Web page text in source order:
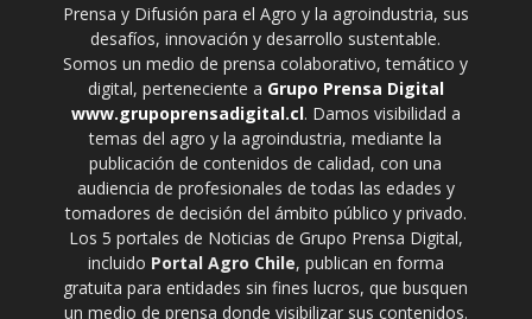
Prensa y Difusión para el Agro y la agroindustria, sus
desafíos, innovación y desarrollo sustentable.
Somos un medio de prensa colaborativo, temático y
digital, perteneciente a Grupo Prensa Digital
www.grupoprensadigital.cl. Damos visibilidad a
temas del agro y la agroindustria, mediante la
publicación de contenidos de calidad, con una
audiencia de profesionales de todas las edades y
tomadores de decisión del ámbito público y privado.
Los 5 portales de Noticias de Grupo Prensa Digital,
incluido Portal Agro Chile, publican en forma
gratuita para entidades sin fines lucros, que busquen
un medio de prensa donde visibilizar sus contenidos.